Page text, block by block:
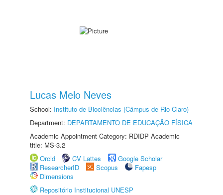
Lucas Melo Neves
School: Instituto de Biociências (Câmpus de Rio Claro)
Department: DEPARTAMENTO DE EDUCAÇÃO FÍSICA
Academic Appointment Category: RDIDP Academic
title: MS-3.2
Orcid
CV Lattes
Google Scholar
ResearcherID
Scopus
Fapesp
Dimensions
Repositório Institucional UNESP